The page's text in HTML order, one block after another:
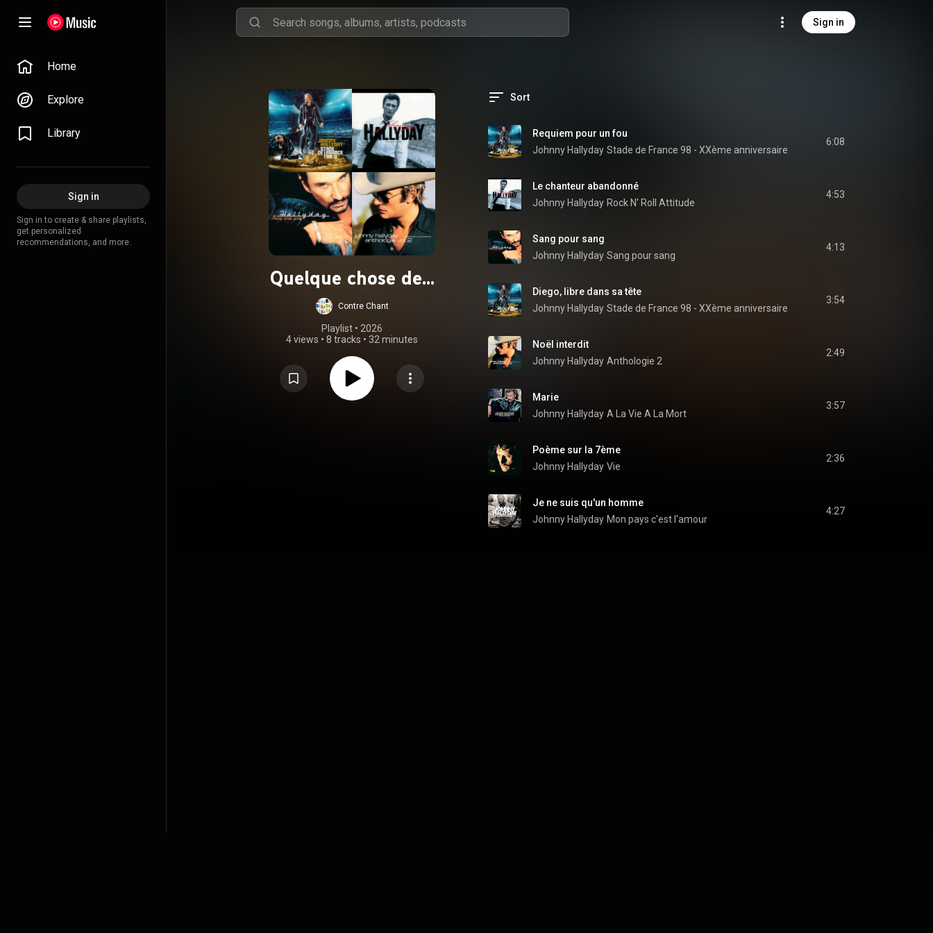
Sign in
Home
Explore
Library
Sign in
Sign in to create & share playlists,
get personalized
recommendations, and more.
Quelque chose de...
Contre Chant
Playlist • 2026
4 views • 8 tracks • 32 minutes
Sort
Requiem pour un fou
Johnny Hallyday Stade de France 98 - XXème anniversaire
6:08
Le chanteur abandonné
Johnny Hallyday Rock N' Roll Attitude
4:53
Sang pour sang
Johnny Hallyday Sang pour sang
4:13
Diego, libre dans sa tête
Johnny Hallyday Stade de France 98 - XXème anniversaire
3:54
Noël interdit
Johnny Hallyday Anthologie 2
2:49
Marie
Johnny Hallyday A La Vie A La Mort
3:57
Poème sur la 7ème
Johnny Hallyday Vie
2:36
Je ne suis qu'un homme
Johnny Hallyday Mon pays c'est l'amour
4:27